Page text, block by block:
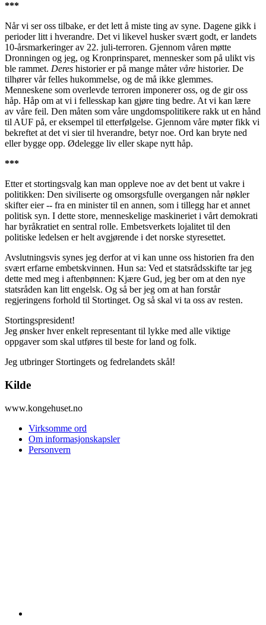
***
Når vi ser oss tilbake, er det lett å miste ting av syne. Dagene gikk i
perioder litt i hverandre. Det vi likevel husker svært godt, er landets
10-årsmarkeringer av 22. juli-terroren. Gjennom våren møtte
Dronningen og jeg, og Kronprinsparet, mennesker som på ulikt vis
ble rammet. Deres historier er på mange måtervåre historier. De
tilhører vår felles hukommelse, og de må ikke glemmes.
Menneskene som overlevde terroren imponerer oss, og de gir oss
håp. Håp om at vi i fellesskap kan gjøre ting bedre. At vi kan lære
av våre feil. Den måten som våre ungdomspolitikere rakk ut en hånd
til AUF på, er eksempel til etterfølgelse. Gjennom våre møter fikk vi
bekreftet at det vi sier til hverandre, betyr noe. Ord kan bryte ned
eller bygge opp. Ødelegge liv eller skape nytt håp.
***
Etter et stortingsvalg kan man oppleve noe av det bent ut vakre i
politikken: Den siviliserte og omsorgsfulle overgangen når nøkler
skifter eier -- fra en minister til en annen, som i tillegg har et annet
politisk syn. I dette store, menneskelige maskineriet i vårt demokrati
har byråkratiet en sentral rolle. Embetsverkets lojalitet til den
politiske ledelsen er helt avgjørende i det norske styresettet.
Avslutningsvis synes jeg derfor at vi kan unne oss historien fra den
svært erfarne embetskvinnen. Hun sa: Ved et statsrådsskifte tar jeg
dette med meg i aftenbønnen: Kjære Gud, jeg ber om at den nye
statsråden kan litt engelsk. Og så ber jeg om at han forstår
regjeringens forhold til Stortinget. Og så skal vi ta oss av resten.
Stortingspresident!
Jeg ønsker hver enkelt representant til lykke med alle viktige
oppgaver som skal utføres til beste for land og folk.
Jeg utbringer Stortingets og fedrelandets skål!
Kilde
www.kongehuset.no
Virksomme ord
Om informasjonskapsler
Personvern